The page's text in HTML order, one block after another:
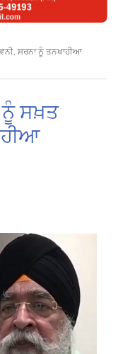
ਸਰਨਾ ਨੂੰ ਤਨਖਾਹੀਆ
ਸਖ਼ਤ